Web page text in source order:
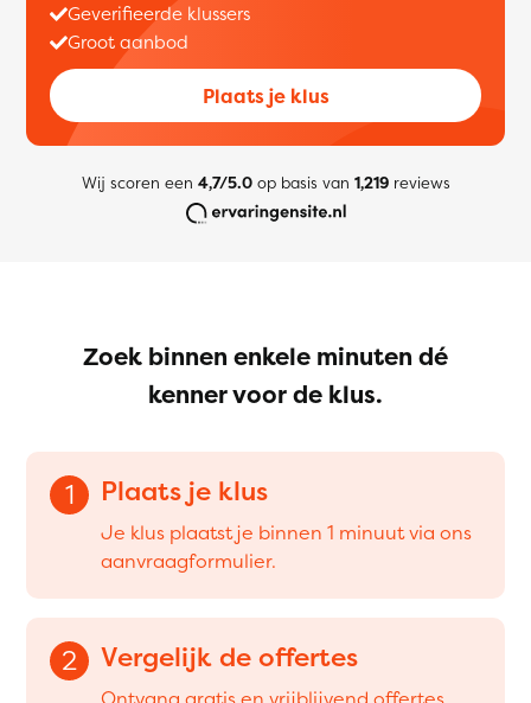
Geverifieerde klussers
Groot aanbod
Plaats je klus
Wij scoren een 4,7/5.0op basis van 1,219reviews
Zoek binnen enkele minuten dé
kenner voor de klus.
1 Plaats je klus
Je klus plaatst je binnen 1 minuut via ons
aanvraagformulier.
2 Vergelijk de offertes